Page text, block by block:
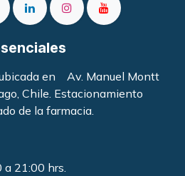
en Av. Manuel Montt
Chile. Estacionamiento
de la farmacia.
a 21:00 hrs.